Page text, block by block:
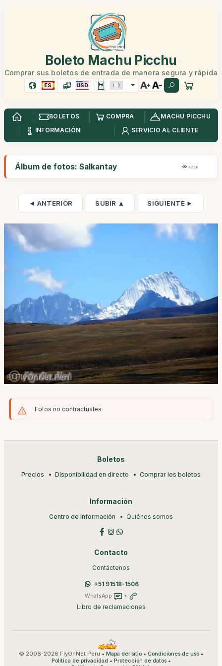
Boleto Machu Picchu
Comprar sus boletos de entrada de manera segura y rápida
ES USD
BOLETOS COMPRA
MACHU PICCHU
INFORMACIÓN
SERVICIO AL CLIENTE
Álbum de fotos: Salkantay 47,2K
◄ ANTERIOR SUBIR ▲ SIGUIENTE ►
Fotos no contractuales
Boletos
Precios Disponibilidad en directo Comprar los boletos
Información
Centro de información Quiénes somos
Contacto
Contáctenos
+51 91518-1506
WhatsApp +
Libro de reclamaciones
© 2006-2026 FlyOnNet Peru • Mapa del sitio• Condiciones de uso•
Política de privacidad • Protección de datos•